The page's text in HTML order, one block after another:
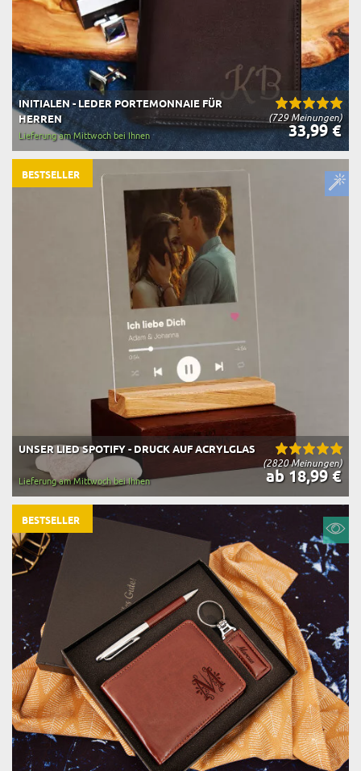
(729 Meinungen)
INITIALEN - LEDER PORTEMONNAIE FÜR
HERREN
33,99 €
Lieferung am Mittwoch bei Ihnen
(2820 Meinungen)
UNSER LIED SPOTIFY - DRUCK AUF ACRYLGLAS
ab 18,99 €
Lieferung am Mittwoch bei Ihnen
BESTSELLER
BESTSELLER